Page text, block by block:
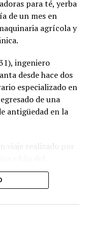
para té, yerba
de un mes en
agrícola y
ingeniero
desde hace dos
especializado en
de una
antigüedad en la
viaje realizado por
más de 50 años
en la